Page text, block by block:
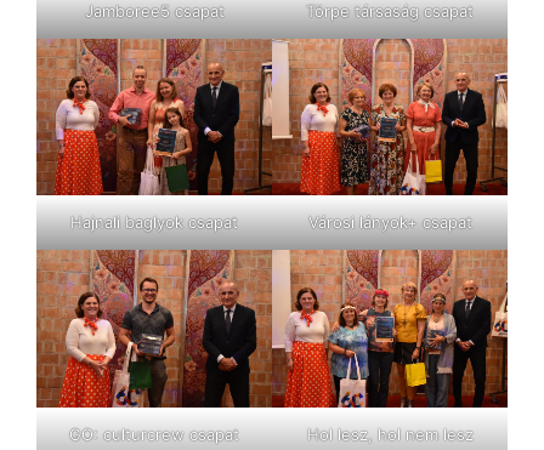
Jamboree5 csapat Törpe társaság csapat
Hajnali baglyok csapat Városi lányok+ csapat
GO: culturcrew csapat
Hol lesz, hol nem lesz